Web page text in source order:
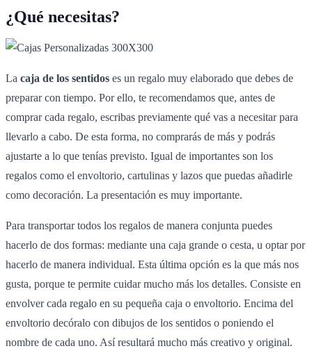
¿Qué necesitas?
La caja de los sentidos es un regalo muy elaborado que debes de
preparar con tiempo. Por ello, te recomendamos que, antes de
comprar cada regalo, escribas previamente qué vas a necesitar para
llevarlo a cabo. De esta forma, no comprarás de más y podrás
ajustarte a lo que tenías previsto. Igual de importantes son los
regalos como el envoltorio, cartulinas y lazos que puedas añadirle
como decoración. La presentación es muy importante.
Para transportar todos los regalos de manera conjunta puedes
hacerlo de dos formas: mediante una caja grande o cesta, u optar por
hacerlo de manera individual. Esta última opción es la que más nos
gusta, porque te permite cuidar mucho más los detalles. Consiste en
envolver cada regalo en su pequeña caja o envoltorio. Encima del
envoltorio decóralo con dibujos de los sentidos o poniendo el
nombre de cada uno. Así resultará mucho más creativo y original.